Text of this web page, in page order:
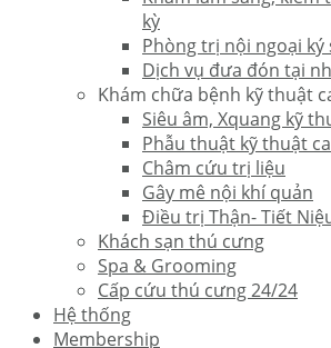
kỳ
Phòng trị nội ngoại
Dịch vụ đưa đón tại
Khám chữa bệnh kỹ thuật
Siêu âm, Xquang kỹ
Phẫu thuật kỹ thuật
Châm cứu trị liệu
Gây mê nội khí quản
Điều trị Thận- Tiết
Khách sạn thú cưng
Spa & Grooming
Cấp cứu thú cưng 24/24
Hệ thống
Membership